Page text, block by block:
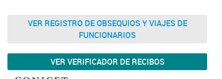
VER REGISTRO DE OBSEQUIOS Y VIAJES DE
FUNCIONARIOS
VER VERIFICADOR DE RECIBOS